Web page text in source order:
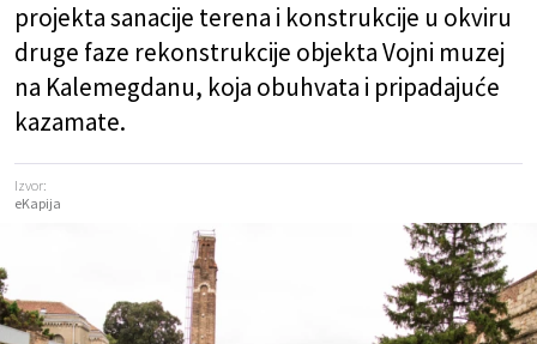
projekta sanacije terena i konstrukcije u okviru
druge faze rekonstrukcije objekta Vojni muzej
na Kalemegdanu, koja obuhvata i pripadajuće
kazamate.
Izvor:
eKapija